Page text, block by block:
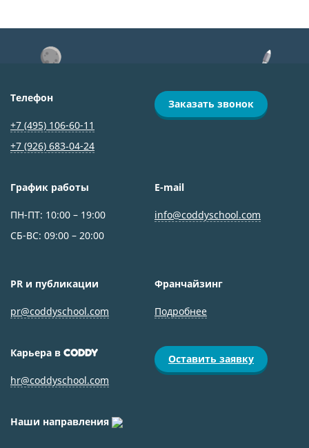
Телефон
+7 (495) 106-60-11
+7 (926) 683‑04-24
Заказать звонок
График работы
ПН-ПТ: 10:00 – 19:00
СБ-ВС: 09:00 – 20:00
E-mail
info@coddyschool.com
PR и публикации
pr@coddyschool.com
Франчайзинг
Подробнее
Карьера в CODDY
hr@coddyschool.com
Оставить заявку
Наши направления